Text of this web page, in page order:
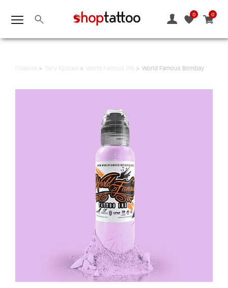
0
0
Главная Тату Краски World Famous ink World Famous Bombay